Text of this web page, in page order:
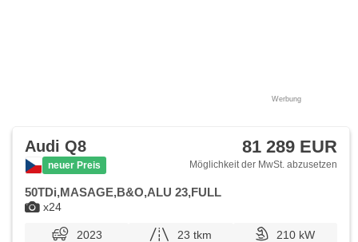
Werbung
x24
Audi Q8
neuer Preis
81 289 EUR
Möglichkeit der MwSt. abzusetzen
50TDi,MASAGE,B&O,ALU 23,FULL
2023 23 tkm
210 kW